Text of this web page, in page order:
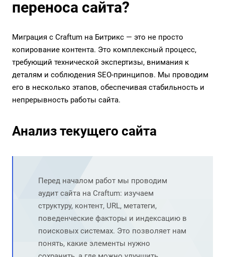
переноса сайта?
Миграция с Craftum на Битрикс — это не просто
копирование контента. Это комплексный процесс,
требующий технической экспертизы, внимания к
деталям и соблюдения SEO-принципов. Мы проводим
его в несколько этапов, обеспечивая стабильность и
непрерывность работы сайта.
Анализ текущего сайта
Перед началом работ мы проводим
аудит сайта на Craftum: изучаем
структуру, контент, URL, метатеги,
поведенческие факторы и индексацию в
поисковых системах. Это позволяет нам
понять, какие элементы нужно